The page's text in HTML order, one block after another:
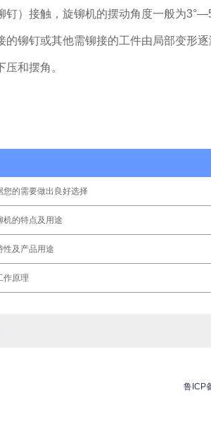
钉）接触，旋铆机的摆动角度一般为
的铆钉或其他需铆接的工件由局部变形
和摆角。
您的需要做出良好选择
机的特点及用途
性及产品用途
作原理
鲁ICP